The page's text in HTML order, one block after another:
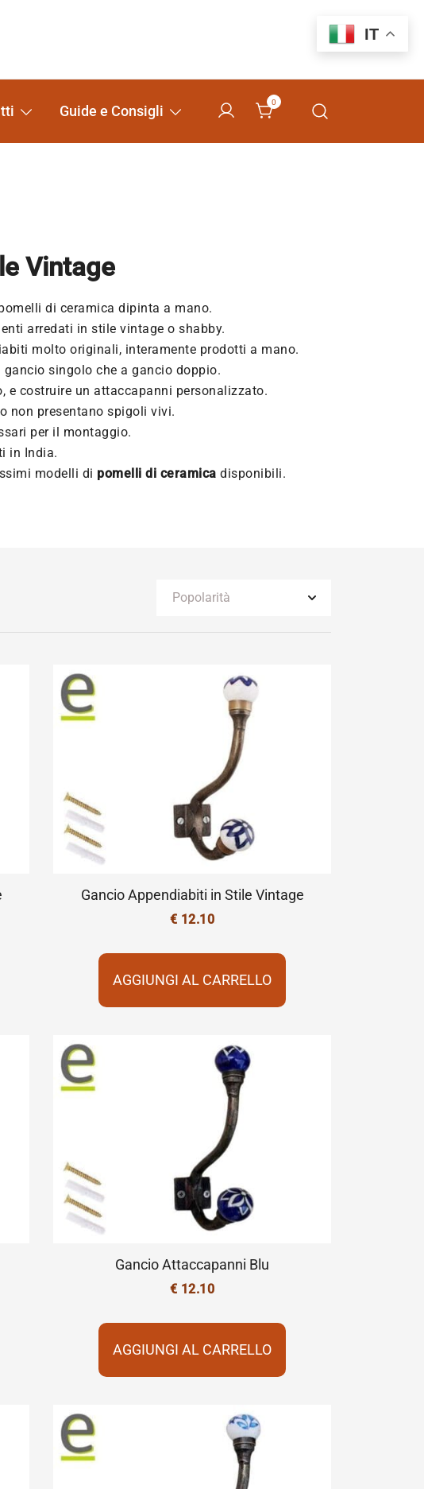
Guide e Consigli
0
Vintage
di ceramica dipinta a mano.
arredati in stile vintage o shabby.
molto originali, interamente prodotti a mano.
singolo che a gancio doppio.
e costruire un attaccapanni personalizzato.
non presentano spigoli vivi.
per il montaggio.
in India.
modelli di pomelli di ceramica disponibili.
Gancio Appendiabiti in Stile Vintage
€ 12.10
AGGIUNGI AL CARRELLO
Gancio Attaccapanni Blu
€ 12.10
AGGIUNGI AL CARRELLO
IT